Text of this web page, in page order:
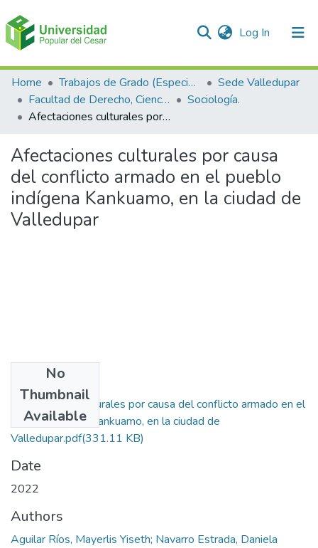
Log In (current)
Communities & Collections
All of DSpace
Home Trabajos de Grado (Especializaciones y Pregrados)
Sede Valledupar
Facultad de Derecho, Ciencias Políticas y Sociales.
Sociología.
Afectaciones culturales por causa del conflicto armado en el pueblo indígena Kankuamo, en la ciudad de Valledupar
Afectaciones culturales por causa
del conflicto armado en el pueblo
indígena Kankuamo, en la ciudad de
Valledupar
No
Thumbnail
Available
Afectaciones culturales por causa del conflicto armado en el
pueblo indígena Kankuamo, en la ciudad de
Valledupar.pdf(331.11 KB)
Date
2022
Authors
Aguilar Ríos, Mayerlis Yiseth; Navarro Estrada, Daniela